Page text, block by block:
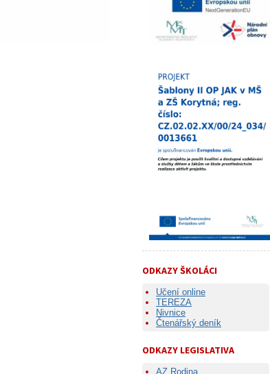
ODKAZY ŠKOLÁCI
Učení online
TEREZA
Nivnice
Čtenářský deník
ODKAZY LEGISLATIVA
AZ Rodina